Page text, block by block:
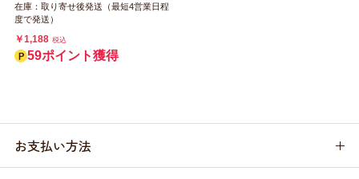
在庫：取り寄せ後発送（最短4営業日程
度で発送）
￥1,188 税込
59ポイント獲得
お支払い方法